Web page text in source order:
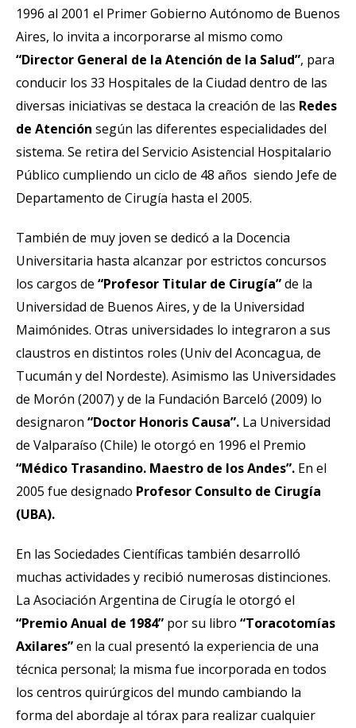
1996 al 2001 el Primer Gobierno Autónomo de Buenos
Aires, lo invita a incorporarse al mismo como
“Director General de la Atención de la Salud”, para
conducir los 33 Hospitales de la Ciudad dentro de las
diversas iniciativas se destaca la creación de las Redes
de Atención según las diferentes especialidades del
sistema. Se retira del Servicio Asistencial Hospitalario
Público cumpliendo un ciclo de 48 años siendo Jefe de
Departamento de Cirugía hasta el 2005.
También de muy joven se dedicó a la Docencia
Universitaria hasta alcanzar por estrictos concursos
los cargos de “Profesor Titular de Cirugía”de la
Universidad de Buenos Aires, y de la Universidad
Maimónides. Otras universidades lo integraron a sus
claustros en distintos roles (Univ del Aconcagua, de
Tucumán y del Nordeste). Asimismo las Universidades
de Morón (2007) y de la Fundación Barceló (2009) lo
designaron “Doctor Honoris Causa”. La Universidad
de Valparaíso (Chile) le otorgó en 1996 el Premio
“Médico Trasandino. Maestro de los Andes”. En el
2005 fue designado Profesor Consulto de Cirugía
(UBA).
En las Sociedades Científicas también desarrolló
muchas actividades y recibió numerosas distinciones.
La Asociación Argentina de Cirugía le otorgó el
“Premio Anual de 1984” por su libro “Toracotomías
Axilares”en la cual presentó la experiencia de una
técnica personal; la misma fue incorporada en todos
los centros quirúrgicos del mundo cambiando la
forma del abordaje al tórax para realizar cualquier